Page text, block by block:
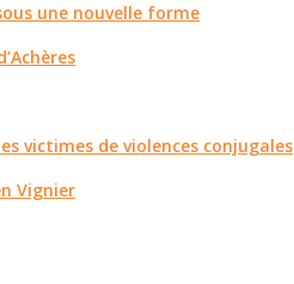
une nouvelle forme
victimes de violences conjugales
Vignier